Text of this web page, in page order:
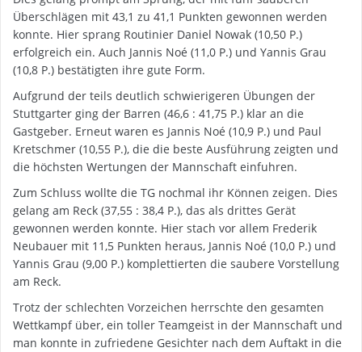
Überschlägen mit 43,1 zu 41,1 Punkten gewonnen werden
konnte. Hier sprang Routinier Daniel Nowak (10,50 P.)
erfolgreich ein. Auch Jannis Noé (11,0 P.) und Yannis Grau
(10,8 P.) bestätigten ihre gute Form.
Aufgrund der teils deutlich schwierigeren Übungen der
Stuttgarter ging der Barren (46,6 : 41,75 P.) klar an die
Gastgeber. Erneut waren es Jannis Noé (10,9 P.) und Paul
Kretschmer (10,55 P.), die die beste Ausführung zeigten und
die höchsten Wertungen der Mannschaft einfuhren.
Zum Schluss wollte die TG nochmal ihr Können zeigen. Dies
gelang am Reck (37,55 : 38,4 P.), das als drittes Gerät
gewonnen werden konnte. Hier stach vor allem Frederik
Neubauer mit 11,5 Punkten heraus, Jannis Noé (10,0 P.) und
Yannis Grau (9,00 P.) komplettierten die saubere Vorstellung
am Reck.
Trotz der schlechten Vorzeichen herrschte den gesamten
Wettkampf über, ein toller Teamgeist in der Mannschaft und
man konnte in zufriedene Gesichter nach dem Auftakt in die